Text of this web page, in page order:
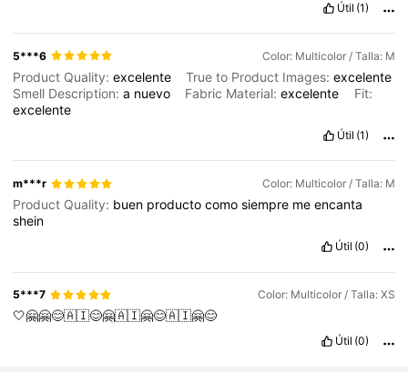
Útil (1)
5***6 Color: Multicolor / Talla: M
Product Quality:excelente True to Product Images:excelente
Smell Description:a nuevo Fabric Material:excelente
Fit:
excelente
Útil (1)
m***r Color: Multicolor / Talla: M
Product Quality: buen productocomosiempre meencanta
shein
Útil (0)
5***7 Color: Multicolor / Talla: XS
🤍🤗🤗😊🇦🇮😊🤗🇦🇮🤗😊🇦🇮🤗😊
Útil (0)